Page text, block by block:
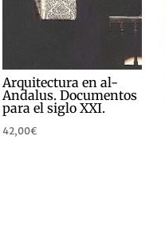
Arquitectura en al-
Andalus. Documentos
para el siglo XXI.
42,00€